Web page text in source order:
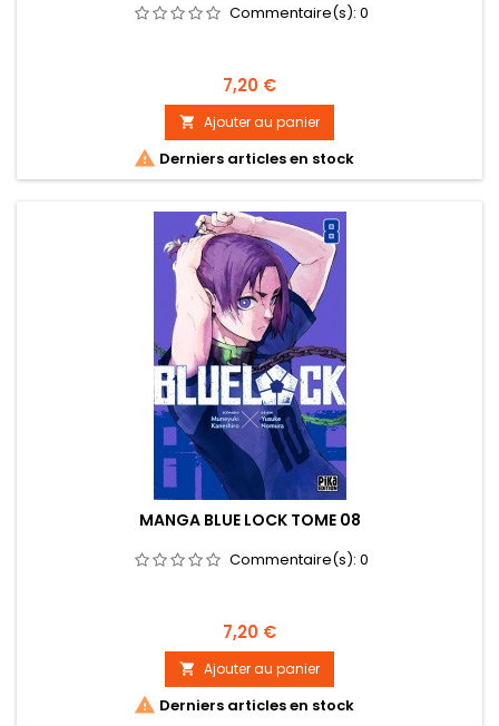
Commentaire(s): 0
Prix
7,20 €
 Ajouter au panier
 Derniers articles en stock
MANGA BLUE LOCK TOME 08
Commentaire(s): 0
Prix
7,20 €
 Ajouter au panier
 Derniers articles en stock